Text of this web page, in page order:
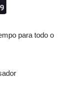
para todo o